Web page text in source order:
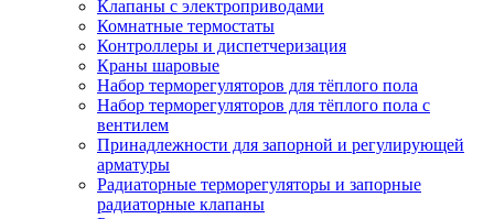
Клапаны с электроприводами
Комнатные термостаты
Контроллеры и диспетчеризация
Краны шаровые
Набор терморегуляторов для тёплого пола
Набор терморегуляторов для тёплого пола с
вентилем
Принадлежности для запорной и регулирующей
арматуры
Радиаторные терморегуляторы и запорные
радиаторные клапаны